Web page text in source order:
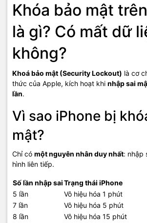
Khóa bảo mật
là gì? Có mất dữ
không?
Khoá bảo mật (Security Lockout) là cơ
thức của Apple, kích hoạt khi nhập sai
lần.
Vì sao iPhone bị
mật?
Chỉ có một nguyên nhân duy nhất: nhập
hình liên tiếp.
Số lần nhập saiTrạng thái iPhone
5 lần
Vô hiệu hóa 1 phút
7 lần
Vô hiệu hóa 5 phút
8 lần
Vô hiệu hóa 15 phút